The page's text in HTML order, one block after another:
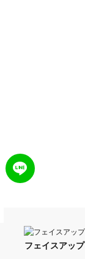
フェイスアップ